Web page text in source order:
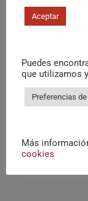
Arroz de
Arroz
Aceptar
Puedes
que utilizamos
Preferencias
Más
cookies